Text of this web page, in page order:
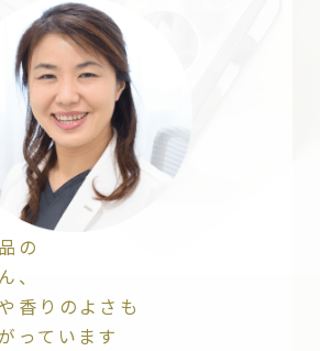
の
、
香りのよさも
っています